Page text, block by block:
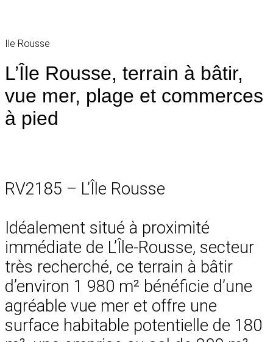
Ile Rousse
L’Île Rousse, terrain à bâtir,
vue mer, plage et commerces
à pied
RV2185 – L’Île Rousse
Idéalement situé à proximité
immédiate de L’Île-Rousse, secteur
très recherché, ce terrain à bâtir
d’environ 1 980 m² bénéficie d’une
agréable vue mer et offre une
surface habitable potentielle de 180